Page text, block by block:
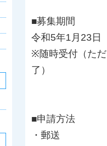
■募集期間
令和5年1月23日
※随時受付（た
了）
■申請方法
・郵送